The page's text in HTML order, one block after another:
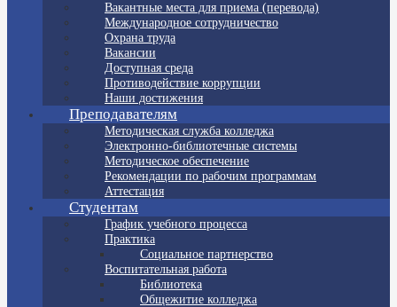
Вакантные места для приема (перевода)
Международное сотрудничество
Охрана труда
Вакансии
Доступная среда
Противодействие коррупции
Наши достижения
Преподавателям
Методическая служба колледжа
Электронно-библиотечные системы
Методическое обеспечение
Рекомендации по рабочим программам
Аттестация
Студентам
График учебного процесса
Практика
Социальное партнерство
Воспитательная работа
Библиотека
Общежитие колледжа